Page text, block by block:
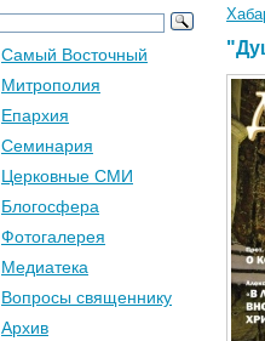
Самый Восточный
Митрополия
Епархия
Семинария
Церковные СМИ
Блогосфера
Фотогалерея
Медиатека
Вопросы священнику
Архив